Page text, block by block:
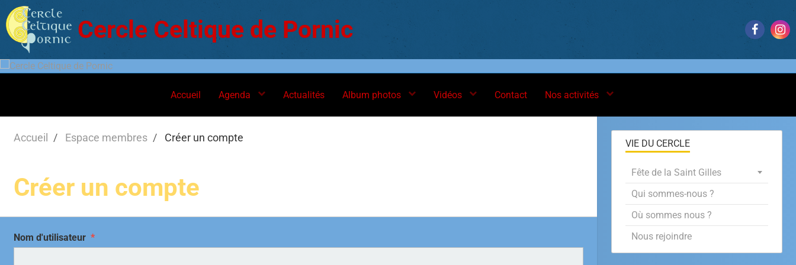
Cercle Celtique de Pornic
Accueil Agenda Actualités Album photos Vidéos Contact Nos activités
Accueil Espace membres Créer un compte
Créer un compte
Nom d'utilisateur
VIE DU CERCLE
Fête de la Saint Gilles
Qui sommes-nous ?
Où sommes nous ?
Nous rejoindre